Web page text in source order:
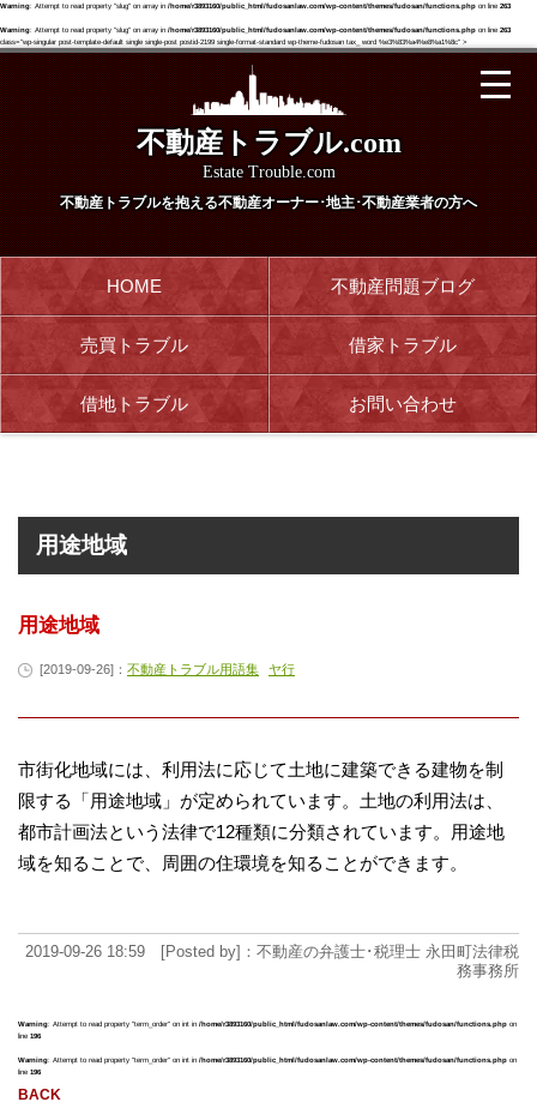
Warning: Attempt to read property "slug" on array in /home/r3893160/public_html/fudosanlaw.com/wp-content/themes/fudosan/functions.php on line 263
Warning: Attempt to read property "slug" on array in /home/r3893160/public_html/fudosanlaw.com/wp-content/themes/fudosan/functions.php on line 263
class="wp-singular post-template-default single single-post postid-2199 single-format-standard wp-theme-fudosan tax_ word %e3%83%a4%e8%a1%8c" >
不動産トラブル.com
Estate Trouble.com
不動産トラブルを抱える不動産オーナー･地主･不動産業者の方へ
HOME 不動産問題ブログ
売買トラブル 借家トラブル
借地トラブル お問い合わせ
用途地域
用途地域
[2019-09-26]： 不動産トラブル用語集 ヤ行
市街化地域には、利用法に応じて土地に建築できる建物を制
限する「用途地域」が定められています。土地の利用法は、
都市計画法という法律で12種類に分類されています。用途地
域を知ることで、周囲の住環境を知ることができます。
2019-09-26 18:59 [Posted by]：不動産の弁護士･税理士 永田町法律税
務事務所
Warning: Attempt to read property "term_order" on int in /home/r3893160/public_html/fudosanlaw.com/wp-content/themes/fudosan/functions.php on
line 196
Warning: Attempt to read property "term_order" on int in /home/r3893160/public_html/fudosanlaw.com/wp-content/themes/fudosan/functions.php on
line 196